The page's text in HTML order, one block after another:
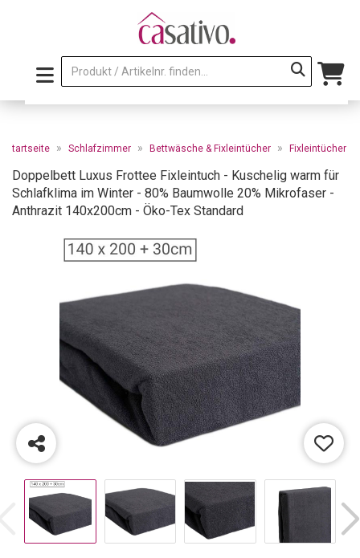
Startseite » Schlafzimmer » Bettwäsche & Fixleintücher » Fixleintücher
Doppelbett Luxus Frottee Fixleintuch - Kuschelig warm für
Schlafklima im Winter - 80% Baumwolle 20% Mikrofaser -
Anthrazit 140x200cm - Öko-Tex Standard